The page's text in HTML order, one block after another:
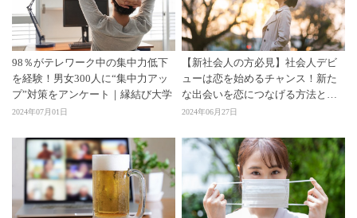
98％がテレワーク中の集中力低下
を経験！男女300人に“集中力アッ
プ”対策をアンケート｜縁結び大学
2024年07月01日
【新社会人の方必見】社会人デビ
ューは恋を始めるチャンス！新た
な出会いを恋につなげる方法と
は？
2024年06月27日